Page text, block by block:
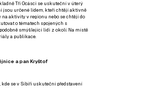
Tři Ocásci se uskuteční v úterý
jsou určené lidem, kteří chtějí aktivně
na aktivity v regionu nebo se chtějí do
o tématech spojených s
smýšlející lidi z okolí. Na místě
a publikace.
a pan Kryštof
kde se v Sibiři uskuteční představení